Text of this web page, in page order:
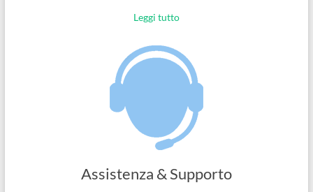
Leggi tutto
Assistenza & Supporto